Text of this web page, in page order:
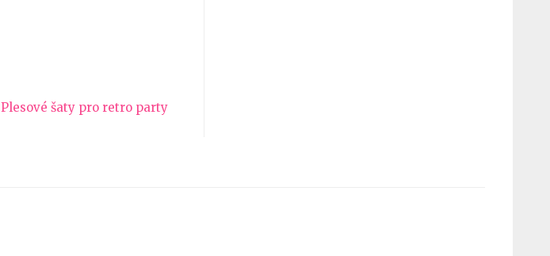
Plesové šaty pro retro party